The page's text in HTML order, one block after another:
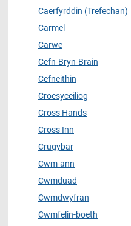
Caerfyrddin (Trefechan)
Carmel
Carwe
Cefn-Bryn-Brain
Cefneithin
Croesyceiliog
Cross Hands
Cross Inn
Crugybar
Cwm-ann
Cwmduad
Cwmdwyfran
Cwmfelin-boeth